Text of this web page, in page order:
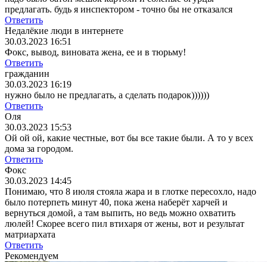
предлагать. будь я инспектором - точно бы не отказался
Ответить
Недалёкие люди в интернете
30.03.2023 16:51
Фокс, вывод, виновата жена, ее и в тюрьму!
Ответить
гражданин
30.03.2023 16:19
нужно было не предлагать, а сделать подарок))))))
Ответить
Оля
30.03.2023 15:53
Ой ой ой, какие честные, вот бы все такие были. А то у всех
дома за городом.
Ответить
Фокс
30.03.2023 14:45
Понимаю, что 8 июля стояла жара и в глотке пересохло, надо
было потерпеть минут 40, пока жена наберёт харчей и
вернуться домой, а там выпить, но ведь можно охватить
люлей! Скорее всего пил втихаря от жены, вот и результат
матриархата
Ответить
Рекомендуем